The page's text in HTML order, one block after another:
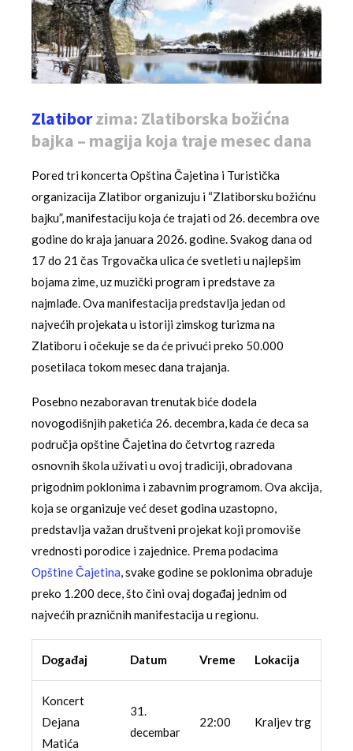
Zlatiborzima: Zlatiborska božićna
bajka – magija koja traje mesec dana
Pored tri koncerta Opština Čajetina i Turistička
organizacija Zlatibor organizuju i “Zlatiborsku božićnu
bajku”, manifestaciju koja će trajati od 26. decembra ove
godine do kraja januara 2026. godine. Svakog dana od
17 do 21 čas Trgovačka ulica će svetleti u najlepšim
bojama zime, uz muzički program i predstave za
najmlađe. Ova manifestacija predstavlja jedan od
najvećih projekata u istoriji zimskog turizma na
Zlatiboru i očekuje se da će privući preko 50.000
posetilaca tokom mesec dana trajanja.
Posebno nezaboravan trenutak biće dodela
novogodišnjih paketića 26. decembra, kada će deca sa
područja opštine Čajetina do četvrtog razreda
osnovnih škola uživati u ovoj tradiciji, obradovana
prigodnim poklonima i zabavnim programom. Ova akcija,
koja se organizuje već deset godina uzastopno,
predstavlja važan društveni projekat koji promoviše
vrednosti porodice i zajednice. Prema podacima
Opštine Čajetina , svake godine se poklonima obraduje
preko 1.200 dece, što čini ovaj događaj jednim od
najvećih prazničnih manifestacija u regionu.
Događaj Datum Vreme Lokacija
Koncert
Dejana
Matića
31.
decembar
22:00 Kraljev trg